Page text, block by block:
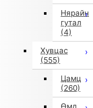
Нярайн
гутал
(4)
Хувцас
(555)
Цамц
(260)